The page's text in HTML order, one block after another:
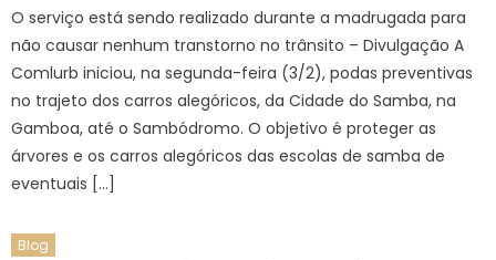
O serviço está sendo realizado durante a madrugada para
não causar nenhum transtorno no trânsito – Divulgação A
Comlurb iniciou, na segunda-feira (3/2), podas preventivas
no trajeto dos carros alegóricos, da Cidade do Samba, na
Gamboa, até o Sambódromo. O objetivo é proteger as
árvores e os carros alegóricos das escolas de samba de
eventuais […]
Blog